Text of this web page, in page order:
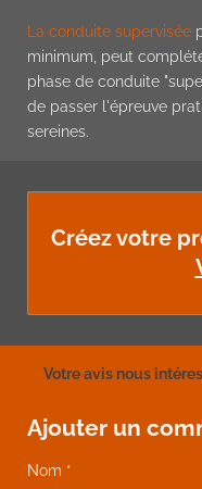
La conduite supervisée
minimum, peut
phase de conduite
de passer l'épreuve
sereines.
Créez votre
Votre avis nous
Ajouter un
Nom *